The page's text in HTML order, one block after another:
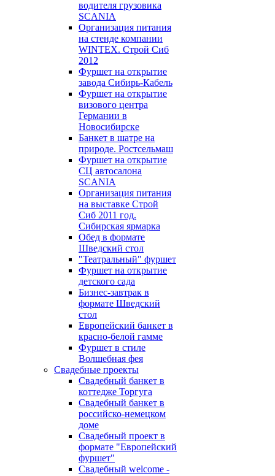
водителя грузовика
SCANIA
Организация питания
на стенде компании
WINTEX. Строй Сиб
2012
Фуршет на открытие
завода Сибирь-Кабель
Фуршет на открытие
визового центра
Германии в
Новосибирске
Банкет в шатре на
природе. Ростсельмаш
Фуршет на открытие
СЦ автосалона
SCANIA
Организация питания
на выставке Строй
Сиб 2011 год.
Сибирская ярмарка
Обед в формате
Шведский стол
"Театральный" фуршет
Фуршет на открытие
детского сада
Бизнес-завтрак в
формате Шведский
стол
Европейский банкет в
красно-белой гамме
Фуршет в стиле
Волшебная фея
Свадебные проекты
Свадебный банкет в
коттедже Торгуга
Свадебный банкет в
российско-немецком
доме
Свадебный проект в
формате "Европейский
фуршет"
Свадебный welcome -